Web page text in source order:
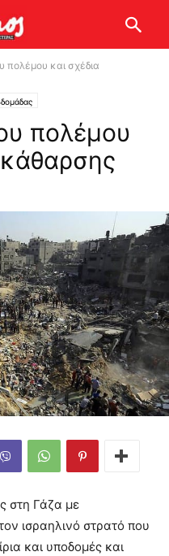
πολέμου και σχέδια
πολέμου
στη Γάζα με
ισραηλινό στρατό που
και υποδομές και